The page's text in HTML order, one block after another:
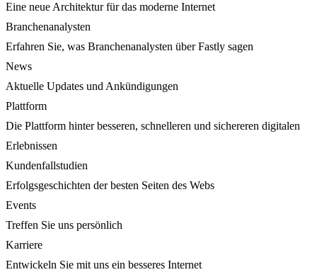
Eine neue Architektur für das moderne Internet
Branchenanalysten
Erfahren Sie, was Branchenanalysten über Fastly sagen
News
Aktuelle Updates und Ankündigungen
Plattform
Die Plattform hinter besseren, schnelleren und sichereren digitalen
Erlebnissen
Kundenfallstudien
Erfolgsgeschichten der besten Seiten des Webs
Events
Treffen Sie uns persönlich
Karriere
Entwickeln Sie mit uns ein besseres Internet